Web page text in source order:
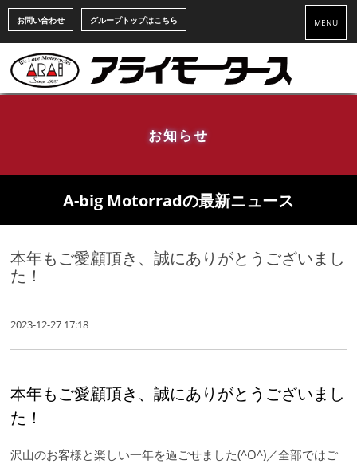
お問い合わせ グループトップはこちら MENU
お知らせ
A-big Motorradの最新ニュース
本年もご愛顧頂き、誠にありがとうございまし
た！
2023-12-27 17:18
本年もご愛顧頂き、誠にありがとうございまし
た！
沢山のお客様と楽しい一年を過ごせました(^O^)／全部ではご